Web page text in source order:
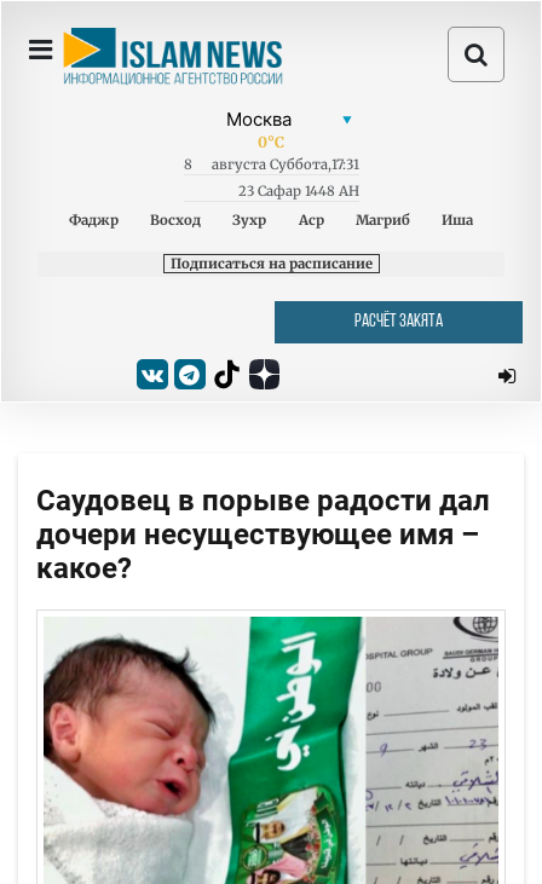
0°C
8 августа Суббота,17:31
23 Сафар 1448 AH
Фаджр
Восход Зухр Аср Магриб Иша
Подписаться на расписание
РАСЧЁТ ЗАКЯТА
Саудовец в порыве радости дал
дочери несуществующее имя –
какое?